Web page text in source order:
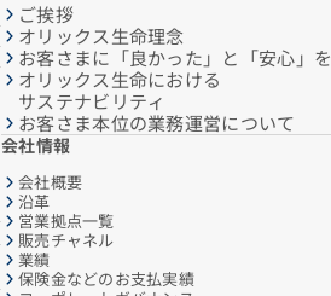
ご挨拶
オリックス生命理念
お客さまに「良かった」と「安心」を
オリックス生命における
サステナビリティ
お客さま本位の業務運営について
会社情報
会社概要
沿革
営業拠点一覧
販売チャネル
業績
保険金などのお支払実績